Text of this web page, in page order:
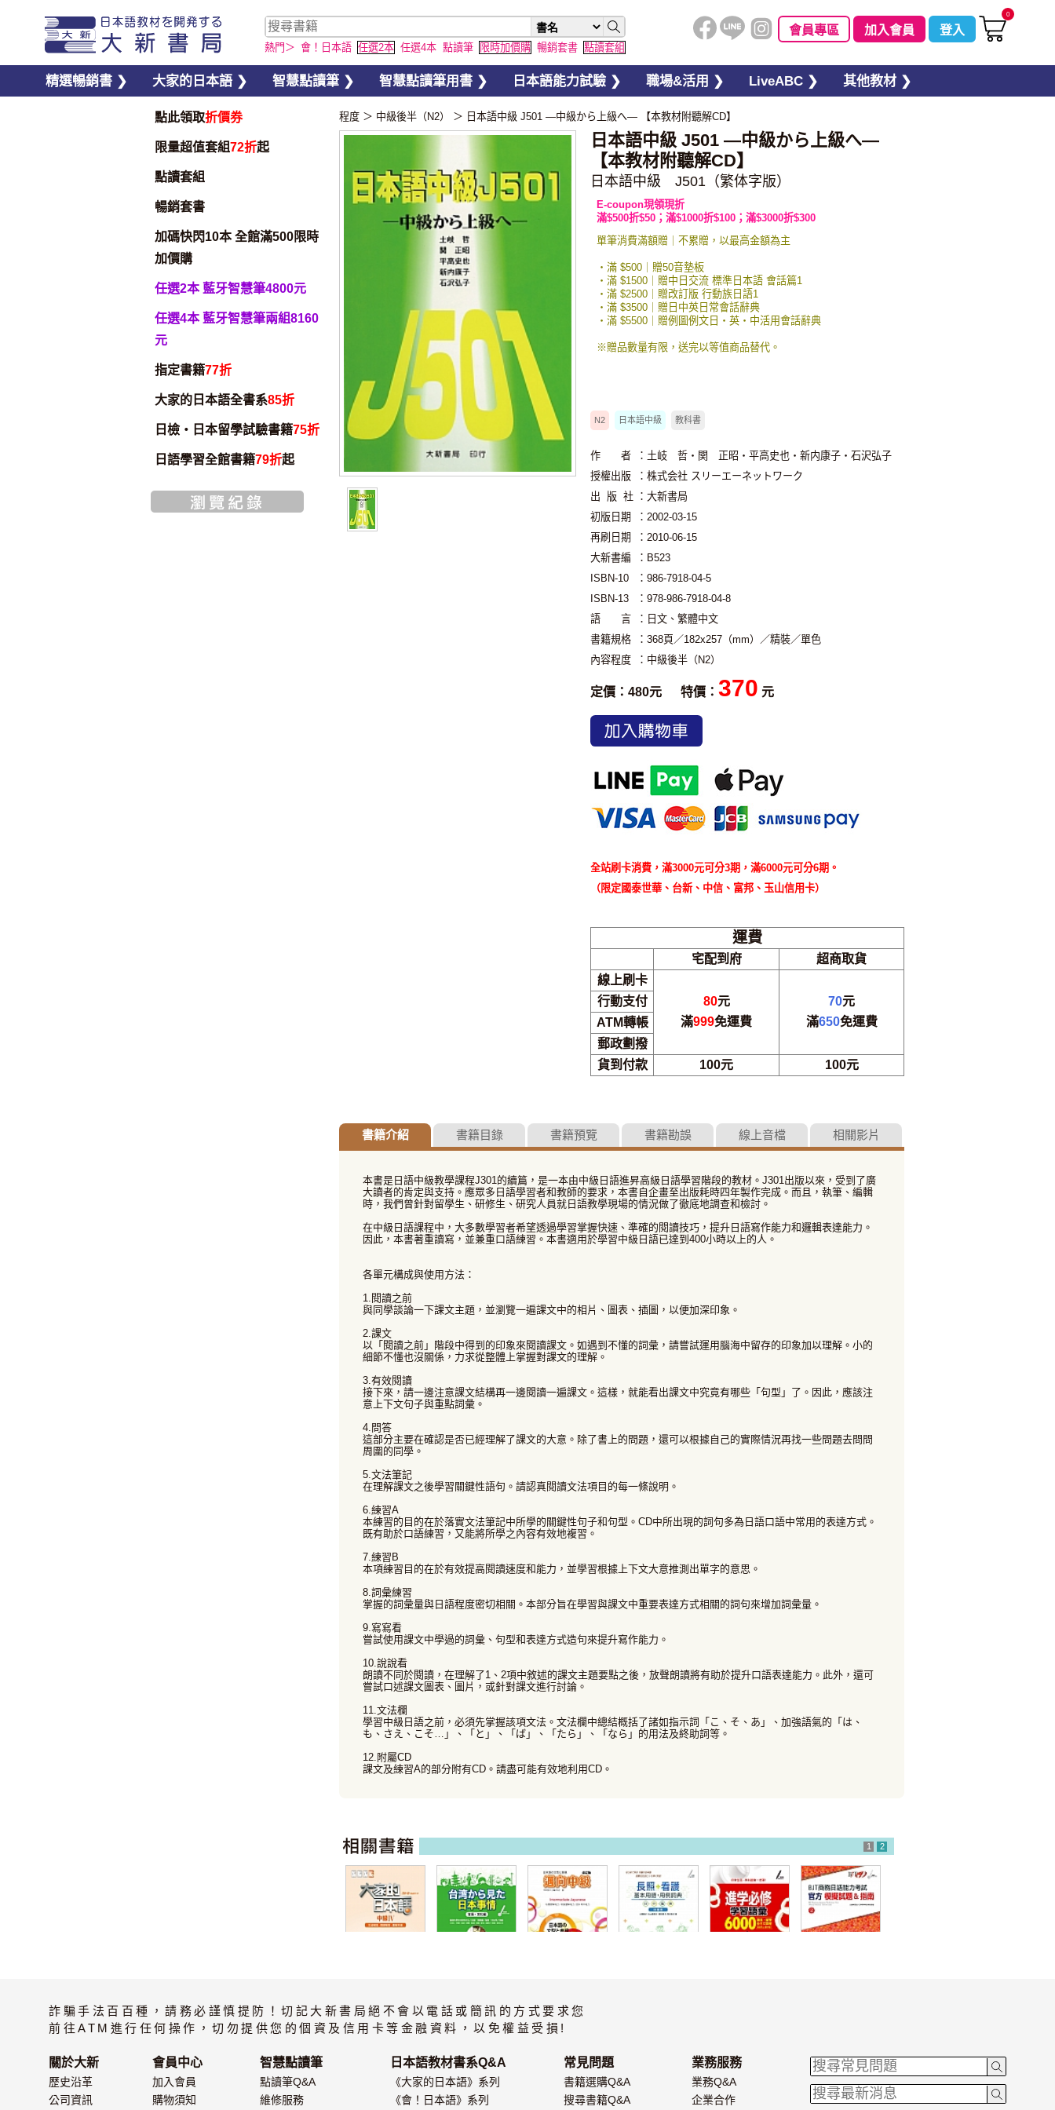
熱門＞ 會！日本語 任選2本 任選4本 點讀筆 限時加價購 暢銷套書 點讀套組
會員專區 加入會員 登入
0
精選暢銷書 ❯ 大家的日本語 ❯ 智慧點讀筆 ❯ 智慧點讀筆用書 ❯ 日本語能力試驗 ❯ 職場&活用 ❯ LiveABC ❯ 其他教材 ❯
點此領取折價券
限量超值套組72折起
點讀套組
暢銷套書
加碼快閃10本 全館滿500限時
加價購
任選2本 藍牙智慧筆4800元
任選4本 藍牙智慧筆兩組8160
元
指定書籍77折
大家的日本語全書系85折
日檢・日本留學試驗書籍75折
日語學習全館書籍79折起
程度 ＞ 中級後半（N2） ＞ 日本語中級 J501 ―中級から上級へ― 【本教材附聽解CD】
日本語中級 J501 ―中級から上級へ―
【本教材附聽解CD】
日本語中級 J501（繁体字版）
E-coupon現領現折
滿$500折$50；滿$1000折$100；滿$3000折$300
單筆消費滿額贈｜不累贈，以最高金額為主
・滿 $500｜贈50音墊板
・滿 $1500｜贈中日交流 標準日本語 會話篇1
・滿 $2500｜贈改訂版 行動族日語1
・滿 $3500｜贈日中英日常會話辭典
・滿 $5500｜贈例圖例文日・英・中活用會話辭典
※贈品數量有限，送完以等值商品替代。
N2 日本語中級 教科書
作 者
：土岐 哲・関 正昭・平高史也・新内康子・石沢弘子
授權出版
：株式会社 スリーエーネットワーク
出 版 社 ：大新書局
初版日期
：2002-03-15
再刷日期
：2010-06-15
大新書編
：B523
ISBN-10
：986-7918-04-5
ISBN-13
：978-986-7918-04-8
語 言
：日文、繁體中文
書籍規格
：368頁／182x257（mm）／精裝／單色
內容程度
：中級後半（N2）
定價：480元 特價： 370 元
全站刷卡消費，滿3000元可分3期，滿6000元可分6期。
（限定國泰世華、台新、中信、富邦、玉山信用卡）
運費
宅配到府
超商取貨
線上刷卡
80元
滿999免運費
70元
滿650免運費
行動支付
ATM轉帳
郵政劃撥
貨到付款
100元 100元
書籍介紹 書籍目錄 書籍預覽 書籍勘誤 線上音檔 相關影片
本書是日語中級教學課程J301的續篇，是一本由中級日語進昇高級日語學習階段的教材。J301出版以來，受到了廣
大讀者的肯定與支持。應眾多日語學習者和教師的要求，本書自企畫至出版耗時四年製作完成。而且，執筆、編輯
時，我們曾針對留學生、研修生、研究人員就日語教學現場的情況做了徹底地調查和檢討。
在中級日語課程中，大多數學習者希望透過學習掌握快速、準確的閱讀技巧，提升日語寫作能力和邏輯表達能力。
因此，本書著重讀寫，並兼重口語練習。本書適用於學習中級日語已達到400小時以上的人。
各單元構成與使用方法：
1.閱讀之前
與同學談論一下課文主題，並瀏覽一遍課文中的相片、圖表、插圖，以便加深印象。
2.課文
以「閱讀之前」階段中得到的印象來閱讀課文。如遇到不懂的詞彙，請嘗試運用腦海中留存的印象加以理解。小的
細節不懂也沒關係，力求從整體上掌握對課文的理解。
3.有效閱讀
接下來，請一邊注意課文結構再一邊閱讀一遍課文。這樣，就能看出課文中究竟有哪些「句型」了。因此，應該注
意上下文句子與重點詞彙。
4.問答
這部分主要在確認是否已經理解了課文的大意。除了書上的問題，還可以根據自己的實際情況再找一些問題去問問
周圍的同學。
5.文法筆記
在理解課文之後學習關鍵性語句。請認真閱讀文法項目的每一條說明。
6.練習A
本練習的目的在於落實文法筆記中所學的關鍵性句子和句型。CD中所出現的詞句多為日語口語中常用的表達方式。
既有助於口語練習，又能將所學之內容有效地複習。
7.練習B
本項練習目的在於有效提高閱讀速度和能力，並學習根據上下文大意推測出單字的意思。
8.詞彙練習
掌握的詞彙量與日語程度密切相關。本部分旨在學習與課文中重要表達方式相關的詞句來增加詞彙量。
9.寫寫看
嘗試使用課文中學過的詞彙、句型和表達方式造句來提升寫作能力。
10.說說看
朗讀不同於閱讀，在理解了1、2項中敘述的課文主題要點之後，放聲朗讀將有助於提升口語表達能力。此外，還可
嘗試口述課文圖表、圖片，或針對課文進行討論。
11.文法欄
學習中級日語之前，必須先掌握該項文法。文法欄中總結概括了諸如指示詞「こ、そ、あ」、加強語氣的「は、
も、さえ、こそ…」、「と」、「ば」、「たら」、「なら」的用法及終助詞等。
12.附屬CD
課文及練習A的部分附有CD。請盡可能有效地利用CD。
1 2
問題解答・聽解
內容
化編
詐騙手法百百種，請務必謹慎提防！切記大新書局絕不會以電話或簡訊的方式要求您
前往ATM進行任何操作，切勿提供您的個資及信用卡等金融資料，以免權益受損!
關於大新
歷史沿革
公司資訊
會員中心
加入會員
購物須知
智慧點讀筆
點讀筆Q&A
維修服務
日本語教材書系Q&A
《大家的日本語》系列
《會！日本語》系列
常見問題
書籍選購Q&A
搜尋書籍Q&A
業務服務
業務Q&A
企業合作